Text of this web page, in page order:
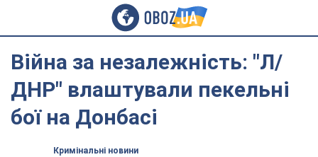
Війна за незалежність: "Л/
ДНР" влаштували пекельні
бої на Донбасі
Кримінальні новини